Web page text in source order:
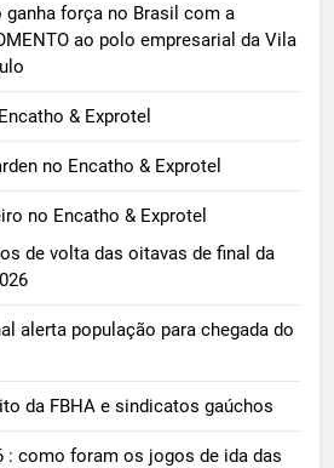
força no Brasil com a
ao polo empresarial da Vila
& Exprotel
no Encatho & Exprotel
no Encatho & Exprotel
de volta das oitavas de final da
alerta população para chegada do
da FBHA e sindicatos gaúchos
: como foram os jogos de ida das